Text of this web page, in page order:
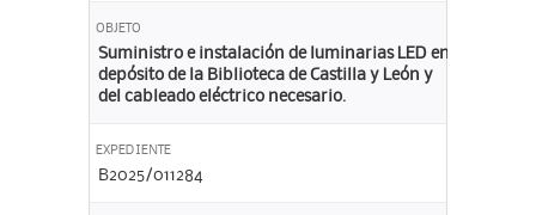
OBJETO
Suministro e instalación de luminarias LED en
depósito de la Biblioteca de Castilla y León y
del cableado eléctrico necesario.
EXPEDIENTE
B2025/011284